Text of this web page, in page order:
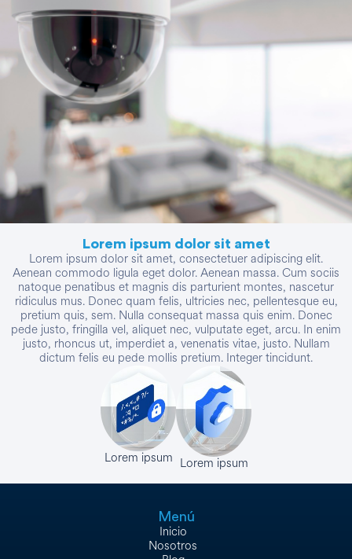
Lorem ipsum dolor sit amet
Lorem ipsum dolor sit amet, consectetuer adipiscing elit.
Aenean commodo ligula eget dolor. Aenean massa. Cum sociis
natoque penatibus et magnis dis parturient montes, nascetur
ridiculus mus. Donec quam felis, ultricies nec, pellentesque eu,
pretium quis, sem. Nulla consequat massa quis enim. Donec
pede justo, fringilla vel, aliquet nec, vulputate eget, arcu. In enim
justo, rhoncus ut, imperdiet a, venenatis vitae, justo. Nullam
dictum felis eu pede mollis pretium. Integer tincidunt.
Lorem ipsum Lorem ipsum
Menú
Inicio
Nosotros